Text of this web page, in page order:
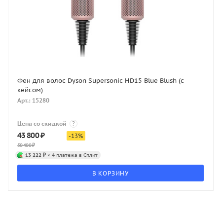
Фен для волос Dyson Supersonic HD15 Blue Blush (с
кейсом)
Арт.: 15280
Цена со скидкой ?
43 800₽
50 400₽
-13%
13 222 ₽ × 4 платежа в Сплит
В КОРЗИНУ